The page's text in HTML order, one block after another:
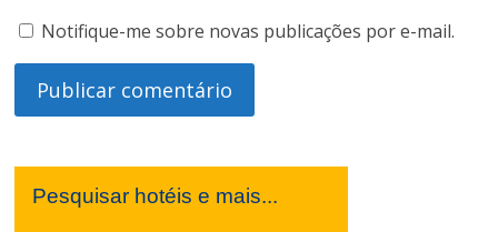
Notifique-me sobre novas publicações por e-mail.
Pesquisar hotéis e mais...